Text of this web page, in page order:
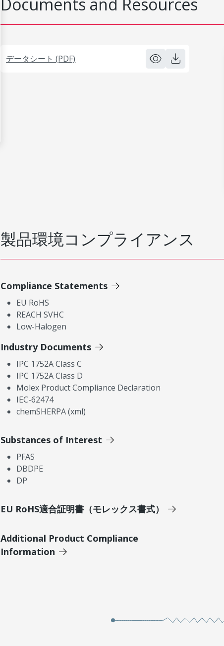
Documents and Resources
データシート (PDF)
製品環境コンプライアンス
Compliance Statements
EU RoHS
REACH SVHC
Low-Halogen
Industry Documents
IPC 1752A Class C
IPC 1752A Class D
Molex Product Compliance Declaration
IEC-62474
chemSHERPA (xml)
Substances of Interest
PFAS
DBDPE
DP
EU RoHS適合証明書（モレックス書式）
Additional Product Compliance
Information